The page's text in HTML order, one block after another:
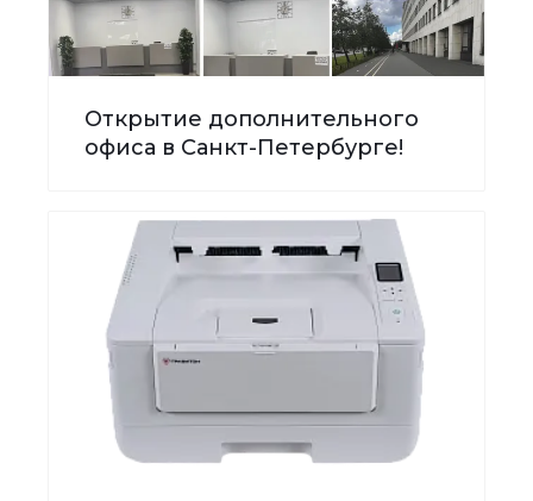
Открытие дополнительного
офиса в Санкт-Петербурге!